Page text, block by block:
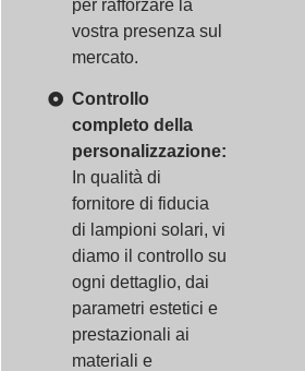
per rafforzare la
vostra presenza sul
mercato.
Controllo
completo della
personalizzazione:
In qualità di
fornitore di fiducia
di lampioni solari, vi
diamo il controllo su
ogni dettaglio, dai
parametri estetici e
prestazionali ai
materiali e